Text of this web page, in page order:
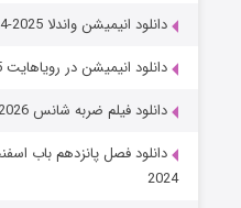
دانلود انیمیشن واندلا WondLa 2024-2025
دانلود انیمیشن در رویاهایت In Your Dreams 2025
دانلود فیلم ضربه شانس Lucky Strike 2026
2024